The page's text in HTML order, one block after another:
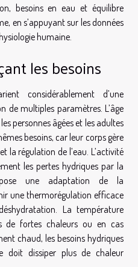
besoins en eau et équilibre
en s’appuyant sur les données
humaine.
les besoins
considérablement d’une
de multiples paramètres. L’âge
personnes âgées et les adultes
besoins, car leur corps gère
régulation de l’eau. L’activité
les pertes hydriques par la
une adaptation de la
une thermorégulation efficace
La température
de fortes chaleurs ou en cas
chaud, les besoins hydriques
doit dissiper plus de chaleur